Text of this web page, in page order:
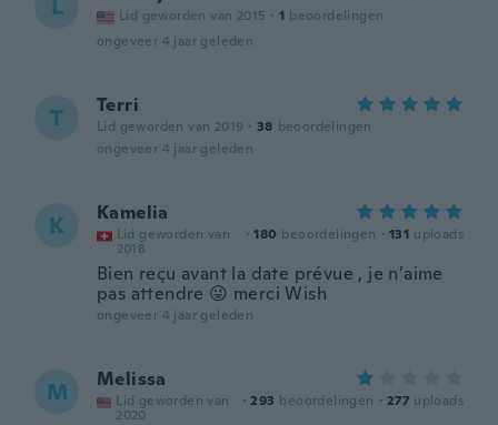
L Lid geworden van 2015 · 1 beoordelingen
ongeveer 4 jaar geleden
T Terri
Lid geworden van 2019 · 38 beoordelingen
ongeveer 4 jaar geleden
K Kamelia
Lid geworden van
2018
· 180 beoordelingen · 131 uploads
Bien reçu avant la date prévue , je n’aime
pas attendre 😜 merci Wish
ongeveer 4 jaar geleden
M Melissa
Lid geworden van
2020
· 293 beoordelingen · 277 uploads